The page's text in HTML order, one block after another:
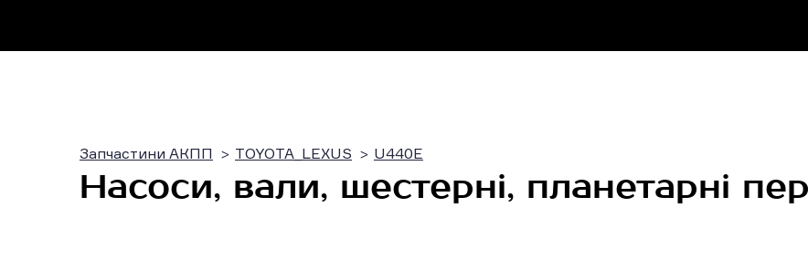
Запчастини АКПП TOYOTA_LEXUS U440E
Насоси, вали, шестерні, планетарні